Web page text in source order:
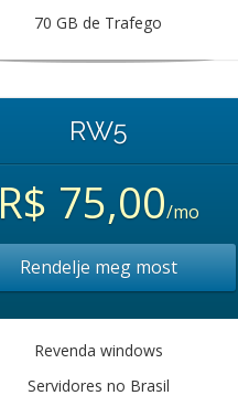
70 GB de Trafego
RW5
R$ 75,00/mo
Rendelje meg most
Revenda windows
Servidores no Brasil